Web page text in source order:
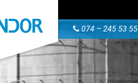
074 – 245 53 55